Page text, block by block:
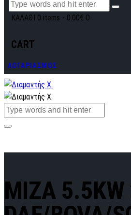
ΚΑΛΑΘΙ 0 items - 0.00€ 0
CART
ΛΟΓΑΡΙΑΣΜΟΣ
MIZA